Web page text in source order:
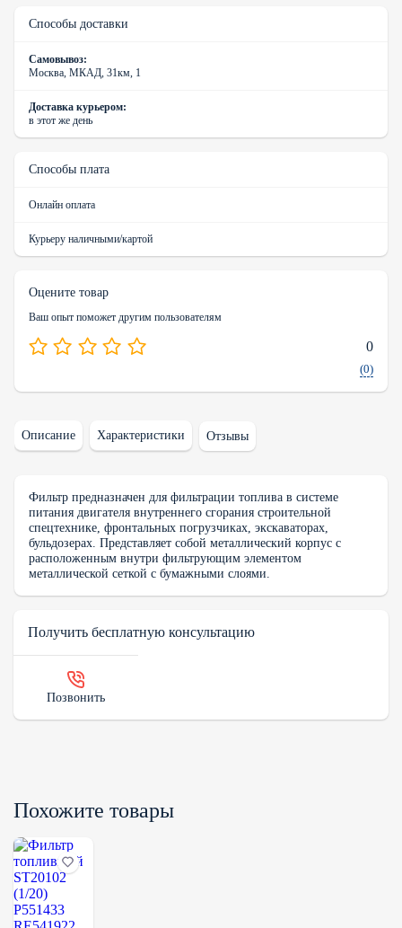
Способы доставки
Самовывоз:
Москва, МКАД, 31км, 1
Доставка курьером:
в этот же день
Способы плата
Онлайн оплата
Курьеру наличными/картой
Оцените товар
Ваш опыт поможет другим пользователям
0
(0)
Описание Характеристики Отзывы
Фильтр предназначен для фильтрации топлива в системе
питания двигателя внутреннего сгорания строительной
спецтехнике, фронтальных погрузчиках, экскаваторах,
бульдозерах. Представляет собой металлический корпус с
расположенным внутри фильтрующим элементом
металлической сеткой с бумажными слоями.
Получить бесплатную консультацию
Позвонить
Похожите товары